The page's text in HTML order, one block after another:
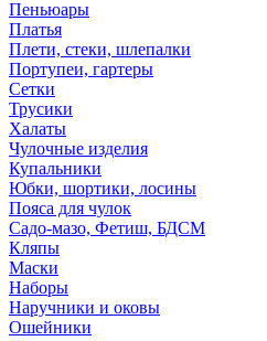
Пеньюары
Платья
Плети, стеки, шлепалки
Портупеи, гартеры
Сетки
Трусики
Халаты
Чулочные изделия
Купальники
Юбки, шортики, лосины
Пояса для чулок
Садо-мазо, Фетиш, БДСМ
Кляпы
Маски
Наборы
Наручники и оковы
Ошейники